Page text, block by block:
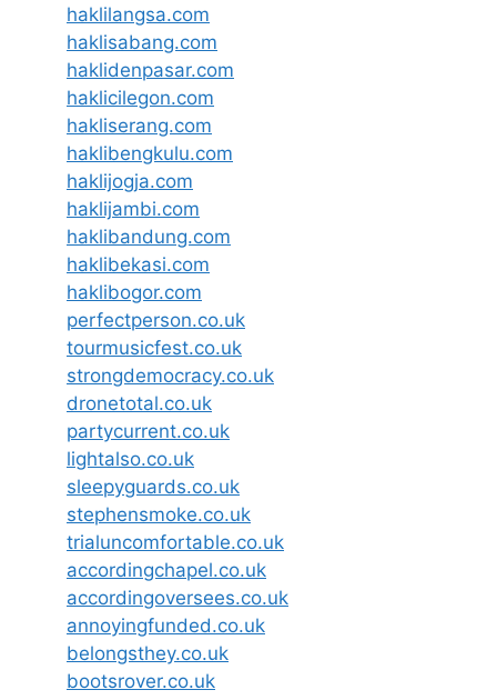
haklilangsa.com
haklisabang.com
haklidenpasar.com
haklicilegon.com
hakliserang.com
haklibengkulu.com
haklijogja.com
haklijambi.com
haklibandung.com
haklibekasi.com
haklibogor.com
perfectperson.co.uk
tourmusicfest.co.uk
strongdemocracy.co.uk
dronetotal.co.uk
partycurrent.co.uk
lightalso.co.uk
sleepyguards.co.uk
stephensmoke.co.uk
trialuncomfortable.co.uk
accordingchapel.co.uk
accordingoversees.co.uk
annoyingfunded.co.uk
belongsthey.co.uk
bootsrover.co.uk